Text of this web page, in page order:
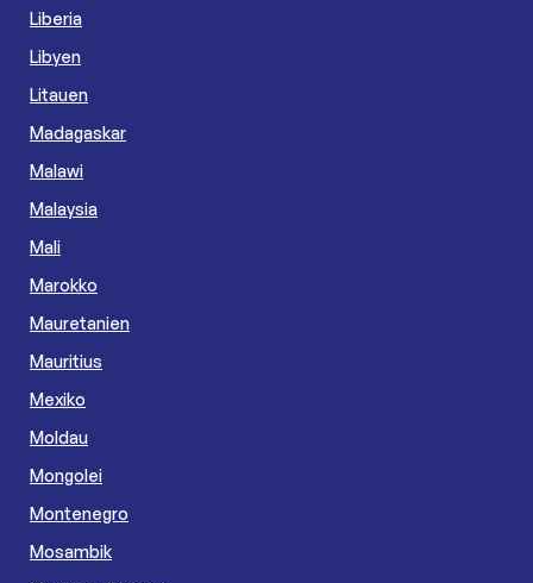
Liberia
Libyen
Litauen
Madagaskar
Malawi
Malaysia
Mali
Marokko
Mauretanien
Mauritius
Mexiko
Moldau
Mongolei
Montenegro
Mosambik